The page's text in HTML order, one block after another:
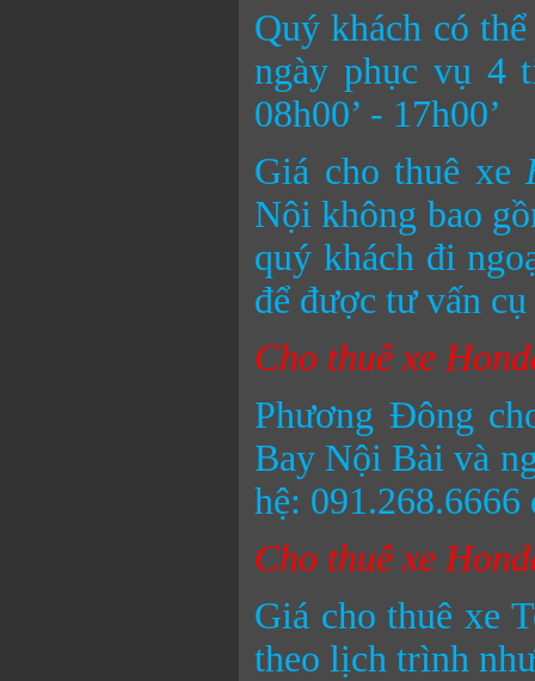
Quý khách có
ngày phục vụ 4
08h00’ - 17h00’
Giá cho thuê xe
Nội không bao
quý khách đi
để được tư vấn
Cho thuê xe
Phương Đông
Bay Nội Bài và
hệ:
Cho thuê xe
Giá cho thuê xe
theo lịch trình